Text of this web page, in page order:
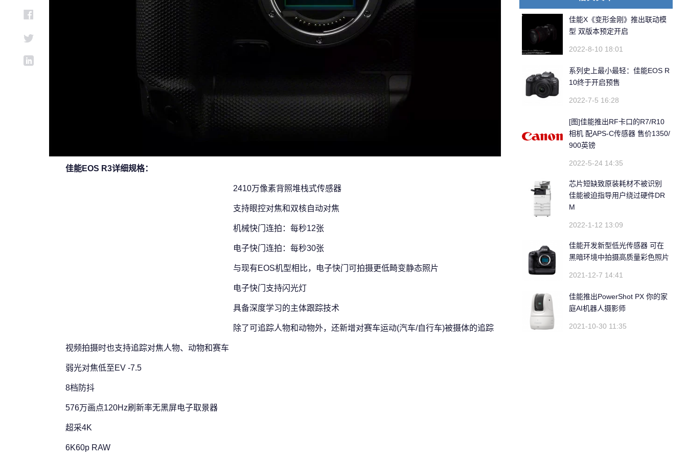
佳能EOS R3详细规格：
2410万像素背照堆栈式传感器
支持眼控对焦和双核自动对焦
机械快门连拍：每秒12张
电子快门连拍：每秒30张
与现有EOS机型相比，电子快门可拍摄更低畸变静态照片
电子快门支持闪光灯
具备深度学习的主体跟踪技术
除了可追踪人物和动物外，还新增对赛车运动(汽车/自行车)被摄体的追踪
视频拍摄时也支持追踪对焦人物、动物和赛车
弱光对焦低至EV -7.5
8档防抖
576万画点120Hz刷新率无黑屏电子取景器
超采4K
6K60p RAW
佳能X《变形金刚》推出联动模
型 双版本预定开启
2022-8-10 18:01
系列史上最小最轻：佳能EOS R
10终于开启预售
2022-7-5 16:28
[图]佳能推出RF卡口的R7/R10
相机 配APS-C传感器 售价1350/
900英镑
2022-5-24 14:35
芯片短缺致原装耗材不被识别
佳能被迫指导用户绕过硬件DR
M
2022-1-12 13:09
佳能开发新型低光传感器 可在
黑暗环境中拍摄高质量彩色照片
2021-12-7 14:41
佳能推出PowerShot PX 你的家
庭AI机器人摄影师
2021-10-30 11:35